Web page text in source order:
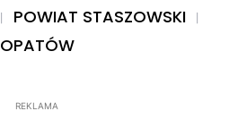
POWIAT STASZOWSKI
OPATÓW
REKLAMA